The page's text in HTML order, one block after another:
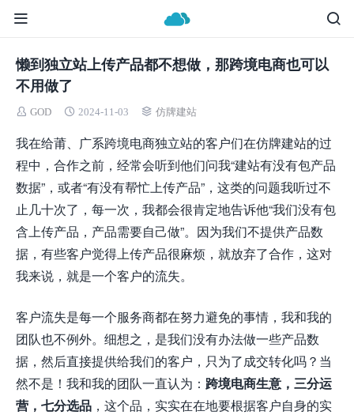
懒到独立站上传产品都不想做，那跨境电商也可以
不用做了
GOD 2024-11-03 仿牌建站
我在给莆、广系跨境电商独立站的客户们在仿牌建站的过
程中，合作之前，经常会听到他们问我“建站有没有包产品
数据”，或者“有没有帮忙上传产品”，这类的问题我听过不
止几十次了，每一次，我都会很肯定地告诉他“我们没有包
含上传产品，产品需要自己做”。因为我们不提供产品数
据，有些客户觉得上传产品很麻烦，就放弃了合作，这对
我来说，就是一个客户的流失。
客户流失是每一个服务商都在努力避免的事情，我和我的
团队也不例外。细想之，是我们没有办法做一些产品数
据，然后直接提供给我们的客户，只为了成交转化吗？当
然不是！我和我的团队一直认为： 跨境电商生意，三分运
营，七分选品 ，这个品，实实在在地要根据客户自身的实